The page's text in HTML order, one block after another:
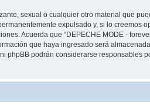
sexual o cualquier otro material que
expulsado y, si lo creemos
Acuerda que “DEPECHE MODE -
que haya ingresado será
phpBB podrán considerarse